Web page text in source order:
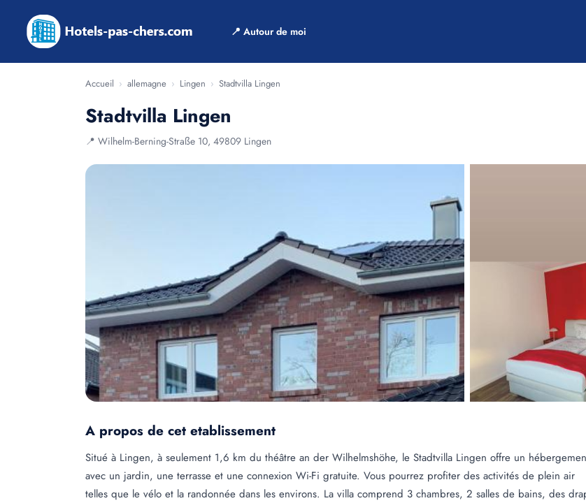
📍 Autour de moi
Accueil › allemagne › Lingen › Stadtvilla Lingen
Stadtvilla Lingen
📍 Wilhelm-Berning-Straße 10, 49809 Lingen
A propos de cet etablissement
Situé à Lingen, à seulement 1,6 km du théâtre an der Wilhelmshöhe, le Stadtvilla Lingen offre un
avec un jardin, une terrasse et une connexion Wi-Fi gratuite. Vous pourrez profiter des activités de plein air
telles que le vélo et la randonnée dans les environs. La villa comprend 3 chambres, 2 salles de bains, des